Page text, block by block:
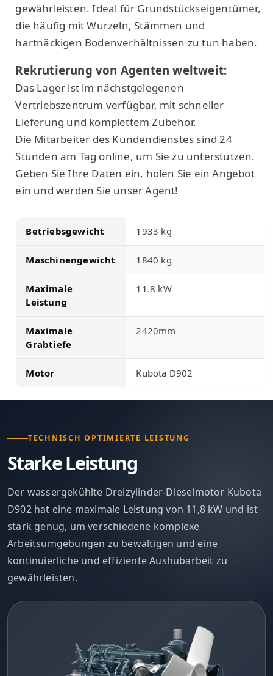
gewährleisten. Ideal für Grundstückseigentümer,
die häufig mit Wurzeln, Stämmen und
hartnäckigen Bodenverhältnissen zu tun haben.
Rekrutierung von Agenten weltweit:
Das Lager ist im nächstgelegenen
Vertriebszentrum verfügbar, mit schneller
Lieferung und komplettem Zubehör.
Die Mitarbeiter des Kundendienstes sind 24
Stunden am Tag online, um Sie zu unterstützen.
Geben Sie Ihre Daten ein, holen Sie ein Angebot
ein und werden Sie unser Agent!
Betriebsgewicht 1933 kg
Maschinengewicht 1840 kg
Maximale
Leistung
11.8 kW
Maximale
Grabtiefe
2420mm
Motor Kubota D902
TECHNISCH OPTIMIERTE LEISTUNG
Starke Leistung
Der wassergekühlte Dreizylinder-Dieselmotor Kubota
D902 hat eine maximale Leistung von 11,8 kW und ist
stark genug, um verschiedene komplexe
Arbeitsumgebungen zu bewältigen und eine
kontinuierliche und effiziente Aushubarbeit zu
gewährleisten.